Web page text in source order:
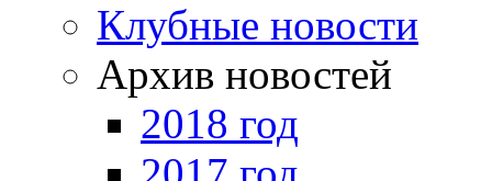
Клубные новости
Архив новостей
2018 год